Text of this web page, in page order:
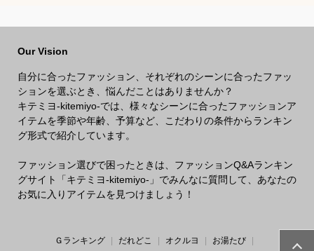
Our Vision
自分に合ったファッション、それぞれのシーンに合ったファッ
ションを選ぶとき、悩んだことはありませんか？
キテミヨ-kitemiyo-では、様々なシーンに合ったファッションア
イテムを季節や年齢、予算など、こだわりの条件からランキン
グ形式で紹介しています。
ファッション選びで困ったときは、ファッションQ&Aランキン
グサイト「キテミヨ-kitemiyo-」でみんなに質問して、あなたの
お気に入りアイテムを見つけましょう！
Ｇランキング だれどこ オクルヨ
お湯たび